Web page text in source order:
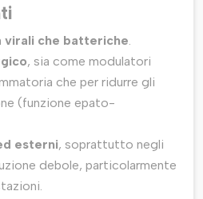
virali che batteriche.
, sia come modulatori
che per ridurre gli
(funzione epato-
esterni, soprattutto negli
debole, particolarmente